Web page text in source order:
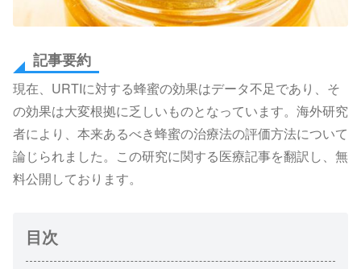
記事要約
現在、URTIに対する蜂蜜の効果はデータ不足であり、そ
の効果は大変根拠に乏しいものとなっています。海外研究
者により、本来あるべき蜂蜜の治療法の評価方法について
論じられました。この研究に関する医療記事を翻訳し、無
料公開しております。
目次